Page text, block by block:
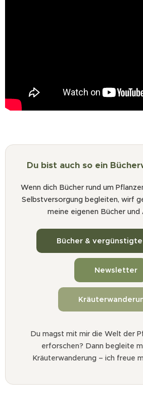
Du bist auch so ein
Wenn dich Bücher rund um
Selbstversorgung begleiten, wirf
meine eigenen Bücher
📚 Bücher &
📬 Newsletter
🌿
Du magst mit mir die Welt der
erforschen? Dann begleite
Kräuterwanderung – ich freue